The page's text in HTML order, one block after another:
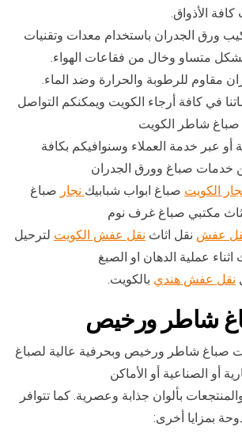
الأذواق.
ورق الجدران باستخدام معدات وتقنيات
متساو وخال من فقاعات الهواء.
مقاوم للرطوبة والحرارة وضد الماء.
في كافة أرجاء الكويت ويمكنكم التواصل
صباغ شاطر الكويت
ساعة أو عبر خدمة العملاء وسنوافيكم بكافة
خدمات صباغ وورق الجدران
الكويت صباغ ابواب شبابيك نجار صباغ
مكتبي صباغ غرف نوم
عفش نقل اثاث نقل عفش الكويت لترحيل
اثناء عملية الدهان او الصبغ
نقل عفش هندي بالكويت.
شاطر ورخيص
صباغ شاطر ورخيص وبحرفية عالية لصباغ
أو الصناعية أو الأماكن
بألوان جذابة وعصرية. كما تتوافر
بمزايا أخرى: